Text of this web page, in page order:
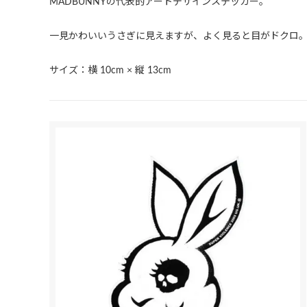
MADBUNNYの代表的アートデザインステッカー。
一見かわいいうさぎに見えますが、よく見ると目がドクロ
サイズ：横 10cm × 縦 13cm